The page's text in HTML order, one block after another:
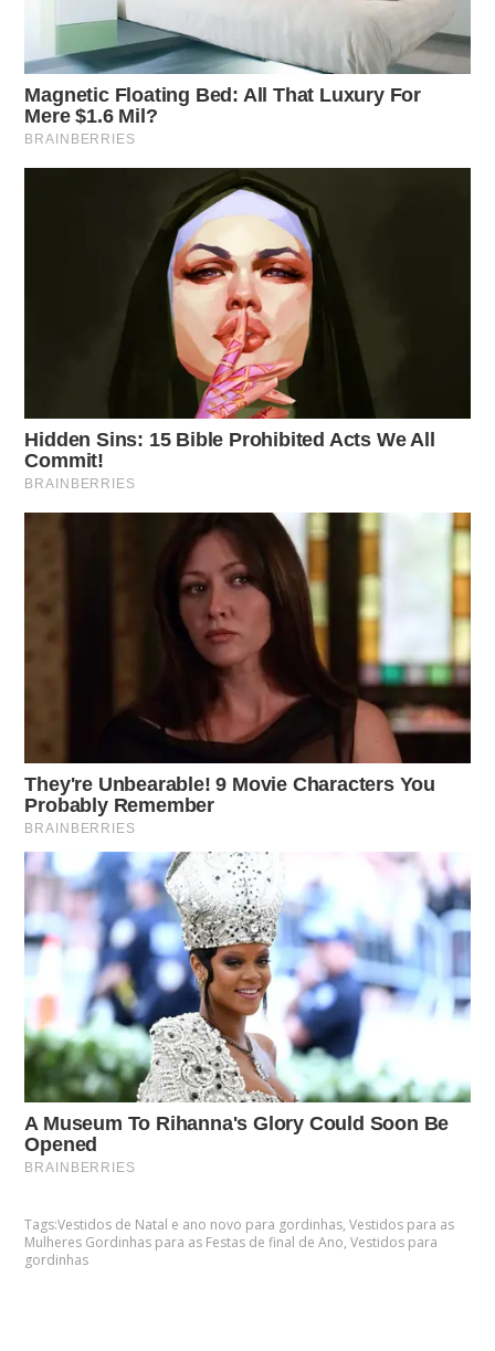
Tags:Vestidos de Natal e ano novo para gordinhas,Vestidos para as
Mulheres Gordinhas para as Festas de final de Ano,Vestidos para
gordinhas